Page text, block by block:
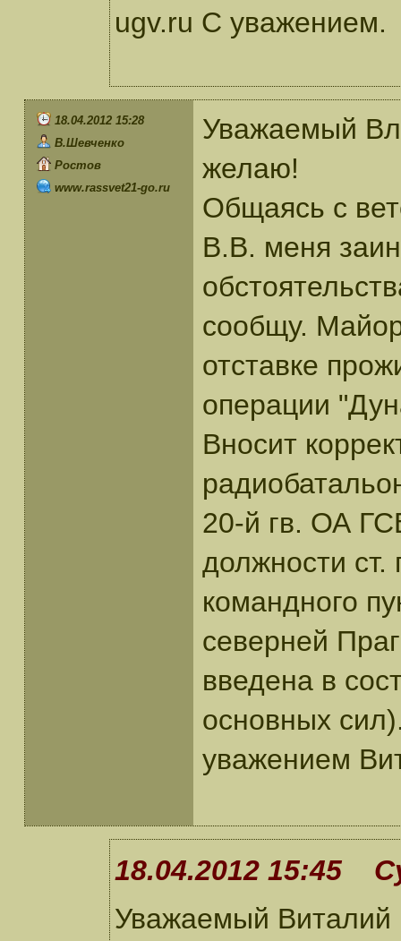
ugv.ru C уважением.
18.04.2012 15:28
В.Шевченко
Ростов
www.rassvet21-go.ru
Уважаемый
желаю!
Общаясь с
В.В. меня
сообщу.
отставке
операции
Вносит
20-й гв. ОА
должности
командного
северней
введена в
основных
уважением
18.04.2012 15:45
Уважаемый Виталий